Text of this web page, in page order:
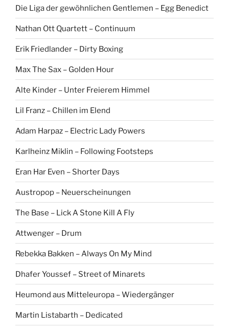
Die Liga der gewöhnlichen Gentlemen – Egg Benedict
Nathan Ott Quartett – Continuum
Erik Friedlander – Dirty Boxing
Max The Sax – Golden Hour
Alte Kinder – Unter Freierem Himmel
Lil Franz – Chillen im Elend
Adam Harpaz – Electric Lady Powers
Karlheinz Miklin – Following Footsteps
Eran Har Even – Shorter Days
Austropop – Neuerscheinungen
The Base – Lick A Stone Kill A Fly
Attwenger – Drum
Rebekka Bakken – Always On My Mind
Dhafer Youssef – Street of Minarets
Heumond aus Mitteleuropa – Wiedergänger
Martin Listabarth – Dedicated